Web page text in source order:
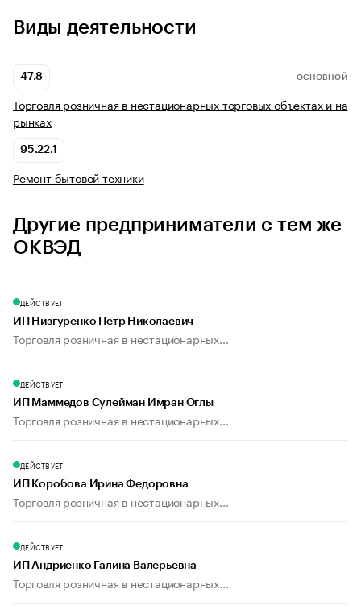
Виды деятельности
47.8 ОСНОВНОЙ
Торговля розничная в нестационарных торговых объектах и на
рынках
95.22.1
Ремонт бытовой техники
Другие предприниматели с тем же
ОКВЭД
ДЕЙСТВУЕТ
ИП Низгуренко Петр Николаевич
Торговля розничная в нестационарных...
ДЕЙСТВУЕТ
ИП Маммедов Сулейман Имран Оглы
Торговля розничная в нестационарных...
ДЕЙСТВУЕТ
ИП Коробова Ирина Федоровна
Торговля розничная в нестационарных...
ДЕЙСТВУЕТ
ИП Андриенко Галина Валерьевна
Торговля розничная в нестационарных...